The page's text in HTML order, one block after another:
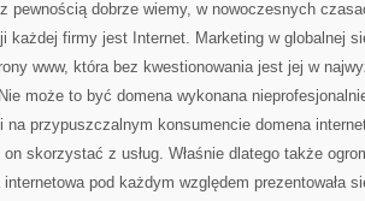
pewnością dobrze wiemy, w nowoczesnych
każdej firmy jest Internet. Marketing w globalnej
www, która bez kwestionowania jest jej w
może to być domena wykonana
na przypuszczalnym konsumencie domena
skorzystać z usług. Właśnie dlatego także
pod każdym względem prezentowała